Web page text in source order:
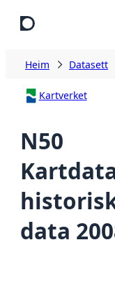
Heim Datasett
Kartverket
N50
data